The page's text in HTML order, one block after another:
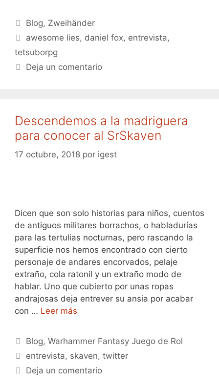
Categorías
Blog, Zweihänder
Etiquetas
awesome lies, daniel fox, entrevista,
tetsuborpg
Deja un comentario
Descendemos a la madriguera
para conocer al SrSkaven
17 octubre, 2018 por igest
Dicen que son solo historias para niños, cuentos
de antiguos militares borrachos, o habladurías
para las tertulias nocturnas, pero rascando la
superficie nos hemos encontrado con cierto
personaje de andares encorvados, pelaje
extraño, cola ratonil y un extraño modo de
hablar. Uno que cubierto por unas ropas
andrajosas deja entrever su ansia por acabar
con … Leer más
Categorías
Blog,Warhammer Fantasy Juego de Rol
Etiquetas
entrevista, skaven,twitter
Deja un comentario